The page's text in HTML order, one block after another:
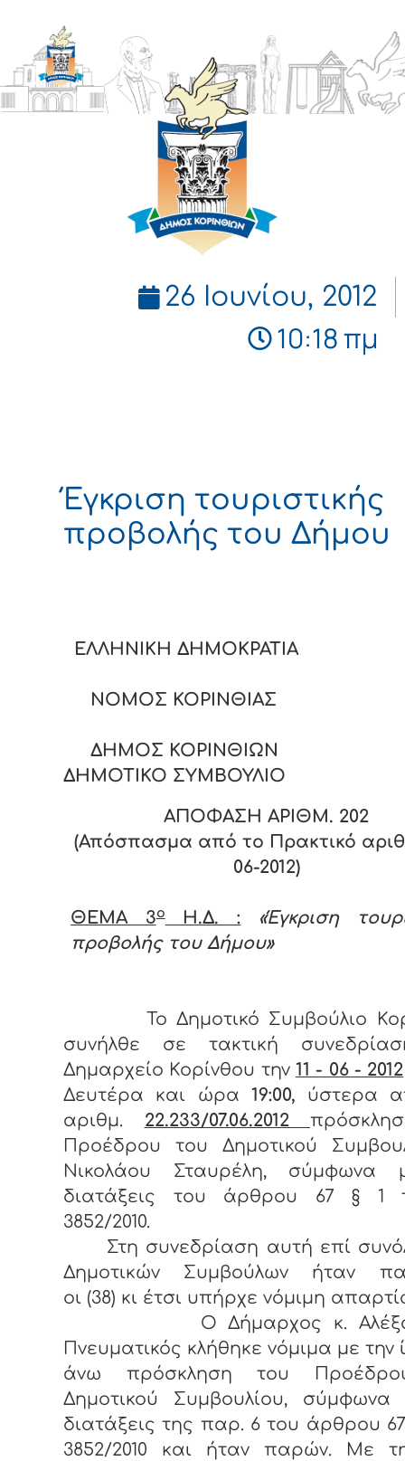
ΔΗΜΟΣ
ΚΟΡΙΝΘΙΩΝ
26 Ιουνίου, 2012
10:18 πμ
Έγκριση τουριστικής
προβολής του Δήμου
ΕΛΛΗΝΙΚΗ
ΝΟΜΟΣ ΚΟΡΙΝΘΙΑΣ
ΔΗΜΟΣ ΚΟΡΙΝΘΙΩΝ
ΔΗΜΟΤΙΚΟ ΣΥΜΒΟΥΛΙΟ
ΑΠΟΦΑΣΗ ΑΡΙΘΜ. 202
(Απόσπασμα από το Πρακτικό αριθ.
06-2012)
ΘΕΜΑ 3οΗ.Δ. :
«Έγκριση
προβολής του Δήμου»
Το Δημοτικό Συμβούλιο
συνήλθε σε τακτική
Δημαρχείο Κορίνθου την 11 - 06 - 2012
Δευτέρα και ώρα 19:00, ύστερα
αριθμ. 22.233/07.06.2012
Προέδρου του Δημοτικού
Νικολάου Σταυρέλη, σύμφωνα
διατάξεις του άρθρου 67 § 1
3852/2010.
Στη συνεδρίαση αυτή επί
Δημοτικών Συμβούλων ήταν
οι (38) κι έτσι υπήρχε νόμιμη
Ο Δήμαρχος κ.
Πνευματικός κλήθηκε νόμιμα με την
άνω πρόσκληση του
Δημοτικού Συμβουλίου, σύμφωνα
διατάξεις της παρ. 6 του άρθρου
3852/2010 και ήταν παρών. Με